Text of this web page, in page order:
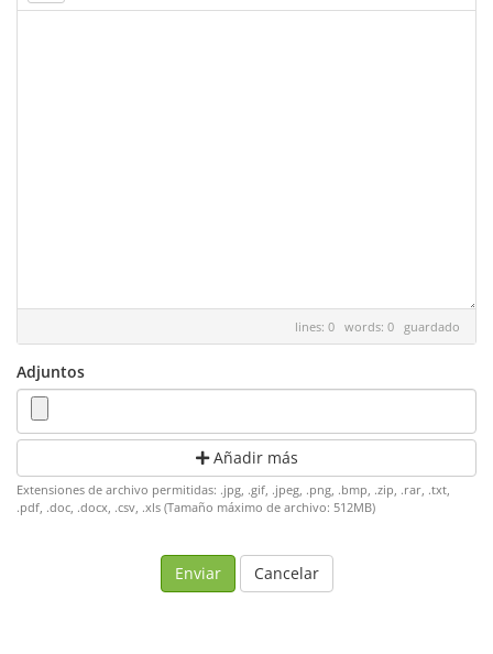
lines: 0 words: 0 guardado
Adjuntos
Añadir más
Extensiones de archivo permitidas: .jpg, .gif, .jpeg, .png, .bmp, .zip, .rar, .txt,
.pdf, .doc, .docx, .csv, .xls (Tamaño máximo de archivo: 512MB)
Cancelar